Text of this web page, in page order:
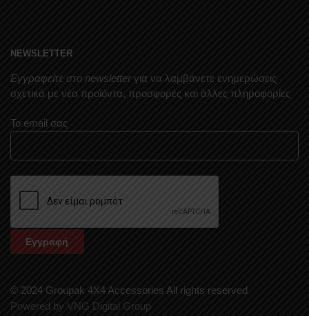
NEWSLETTER
Εγγραφείτε στο newsletter για να λαμβάνετε ενημερώσεις
σχετικά με νέα προϊόντα, προσφορές και άλλες πληροφορίες
Το email σας
© 2024 Groupak 4X4 Accessories All rights reserved
Powered by VNG Digital Group